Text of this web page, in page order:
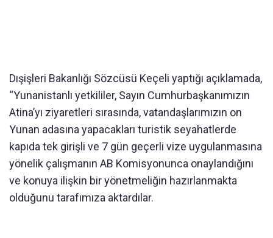
Dışişleri Bakanlığı Sözcüsü Keçeli yaptığı açıklamada,
“Yunanistanlı yetkililer, Sayın Cumhurbaşkanımızın
Atina’yı ziyaretleri sırasında, vatandaşlarımızın on
Yunan adasına yapacakları turistik seyahatlerde
kapıda tek girişli ve 7 gün geçerli vize uygulanmasına
yönelik çalışmanın AB Komisyonunca onaylandığını
ve konuya ilişkin bir yönetmeliğin hazırlanmakta
olduğunu tarafımıza aktardılar.